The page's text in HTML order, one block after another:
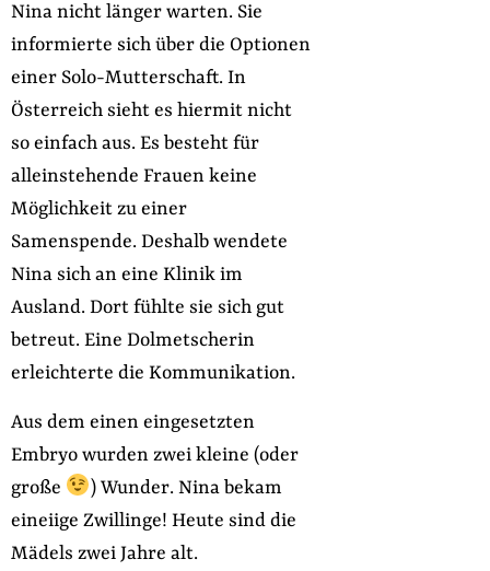
Nina nicht länger warten. Sie
informierte sich über die Optionen
einer Solo-Mutterschaft. In
Österreich sieht es hiermit nicht
so einfach aus. Es besteht für
alleinstehende Frauen keine
Möglichkeit zu einer
Samenspende. Deshalb wendete
Nina sich an eine Klinik im
Ausland. Dort fühlte sie sich gut
betreut. Eine Dolmetscherin
erleichterte die Kommunikation.
Aus dem einen eingesetzten
Embryo wurden zwei kleine (oder
große
) Wunder. Nina bekam
eineiige Zwillinge! Heute sind die
Mädels zwei Jahre alt.